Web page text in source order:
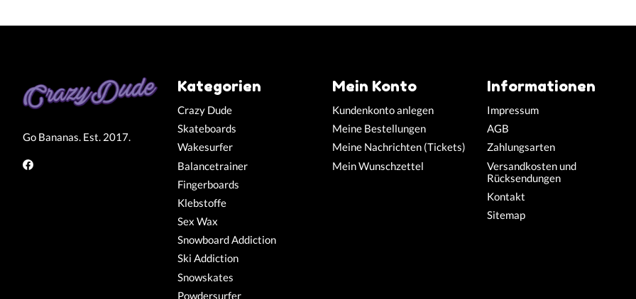
Go Bananas. Est. 2017.
Kategorien
Crazy Dude
Skateboards
Wakesurfer
Balancetrainer
Fingerboards
Klebstoffe
Sex Wax
Snowboard Addiction
Ski Addiction
Snowskates
Powdersurfer
Mein Konto
Kundenkonto anlegen
Meine Bestellungen
Meine Nachrichten (Tickets)
Mein Wunschzettel
Informationen
Impressum
AGB
Zahlungsarten
Versandkosten und
Rücksendungen
Kontakt
Sitemap